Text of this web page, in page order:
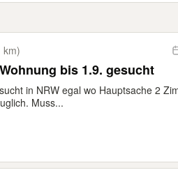
km)
bis 1.9. gesucht
in NRW egal wo Hauptsache 2
Muss...